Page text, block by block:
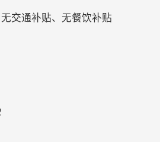
交通补贴、无餐饮补贴